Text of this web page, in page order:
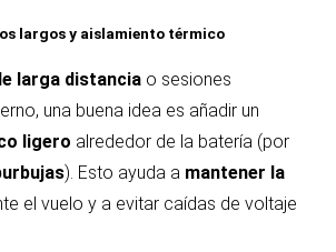
largos y aislamiento térmico
larga distancia o sesiones
una buena idea es añadir un
ligero alrededor de la batería (por
). Esto ayuda a mantener la
el vuelo y a evitar caídas de voltaje